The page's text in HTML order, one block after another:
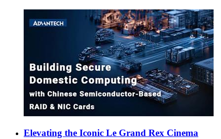
Elevating the Iconic Le Grand Rex Cinema